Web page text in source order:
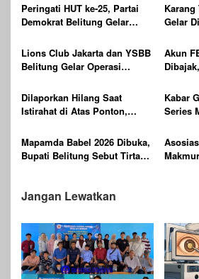
Peringati HUT ke-25, Partai
Demokrat Belitung Gelar
Indonesia ASRI
Karang
Gelar
Digital
Lions Club Jakarta dan YSBB
Belitung Gelar Operasi
Laser, Targetkan 100 Peserta
Akun
Dilaporkan Hilang Saat
Istirahat di Atas Ponton,
Bernyawa
Kabar
Series
Mapamda Babel 2026 Dibuka,
Bupati Belitung Sebut Tirta
Jangan Lewatkan